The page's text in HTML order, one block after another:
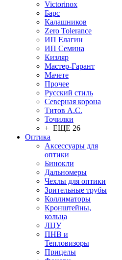
Victorinox
Барс
Калашников
Zero Tolerance
ИП Елагин
ИП Семина
Кизляр
Мастер-Гарант
Мачете
Прочее
Русский стиль
Северная корона
Титов А.С.
Точилки
+ ЕЩЕ 26
Оптика
Аксессуары для
оптики
Бинокли
Дальномеры
Чехлы для оптики
Зрительные трубы
Коллиматоры
Кронштейны,
кольца
ЛЦУ
ПНВ и
Тепловизоры
Прицелы